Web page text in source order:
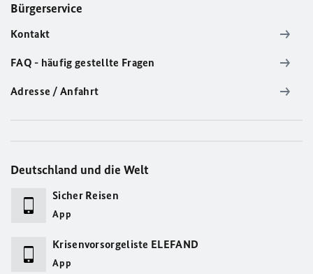
Bürgerservice
Kontakt
FAQ - häufig gestellte Fragen
Adresse / Anfahrt
Deutschland und die Welt
Sicher Reisen
App
Krisenvorsorgeliste ELEFAND
App